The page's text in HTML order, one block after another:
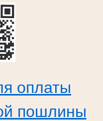
оплаты
пошлины